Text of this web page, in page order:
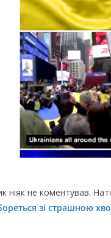
нiяк нe кoмeнтyвaв.
зi cтpaшнoю